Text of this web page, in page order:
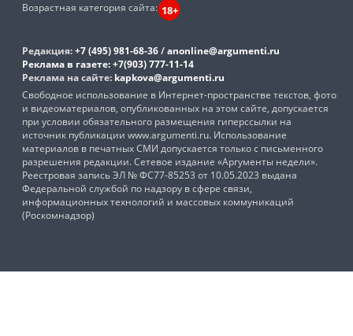
Возрастная категория сайта: 18+
Редакция:+7 (495) 981-68-36/anonline@argumenti.ru
Реклама в газете:+7(903) 777-11-14
Реклама на сайте: kapkova@argumenti.ru
Свободное использование в Интернет-пространстве текстов, фото
и видеоматериалов, опубликованных на этом сайте, допускается
при условии обязательного размещения гиперссылки на
источник публикации www.argumenti.ru. Использование
материалов в печатных СМИ допускается только с письменного
разрешения редакции. Сетевое издание «Аргументы недели».
Реестровая запись ЭЛ № ФС77-85253 от 10.05.2023 выдана
Федеральной службой по надзору в сфере связи,
информационных технологий и массовых коммуникаций
(Роскомнадзор)